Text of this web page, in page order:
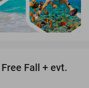
30%
Fall + evt.